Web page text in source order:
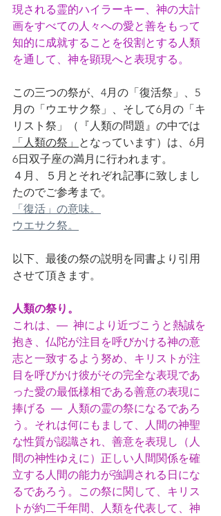
現される霊的ハイラーキー、神の大計
画をすべての人々への愛と善をもって
知的に成就することを役割とする人類
を通して、神を顕現へと表現する。
この三つの祭が、4月の「復活祭」、5
月の「ウエサク祭」、そして6月の「キ
リスト祭」（ 『人類の問題』の中では
「人類の祭」 となっています）は、6月
6日双子座の満月に行われます。
４月、５月とそれぞれ記事に致しまし
たのでご参考まで。
「復活」の意味。
ウエサク祭。
以下、最後の祭の説明を同書より引用
させて頂きます。
人類の祭り。
これは、―  神により近づこうと熱誠を
抱き、仏陀が注目を呼びかける神の意
志と一致するよう努め、キリストが注
目を呼びかけ彼がその完全な表現であ
った愛の最低様相である善意の表現に
捧げる  ―  人類の霊の祭になるであろ
う。それは何にもまして、人間の神聖
な性質が認識され、善意を表現し（人
間の神性ゆえに）正しい人間関係を確
立する人間の能力が強調される日にな
るであろう。この祭に関して、キリス
トが約二千年間、人類を代表して、神